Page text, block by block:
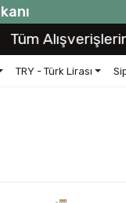
TRY - Türk Lirası